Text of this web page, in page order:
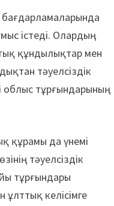
істеді. Олардың
құндылықтар мен
тәуелсіздік
облыс тұрғындарының
құрамы да үнемі
тәуелсіздік
тұрғындары
келісімге